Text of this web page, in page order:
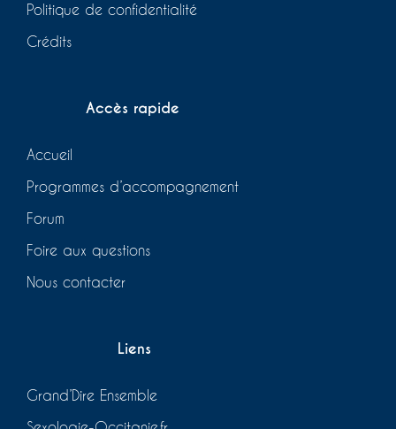
Politique de confidentialité
Crédits
Accès rapide
Accueil
Programmes d’accompagnement
Forum
Foire aux questions
Nous contacter
Liens
Grand’Dire Ensemble